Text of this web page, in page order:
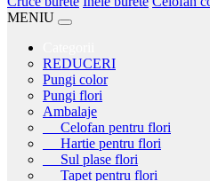
MENIU
REDUCERI
Pungi color
Pungi flori
Ambalaje
Celofan pentru flori
Hartie pentru flori
Sul plase flori
Tapet pentru flori